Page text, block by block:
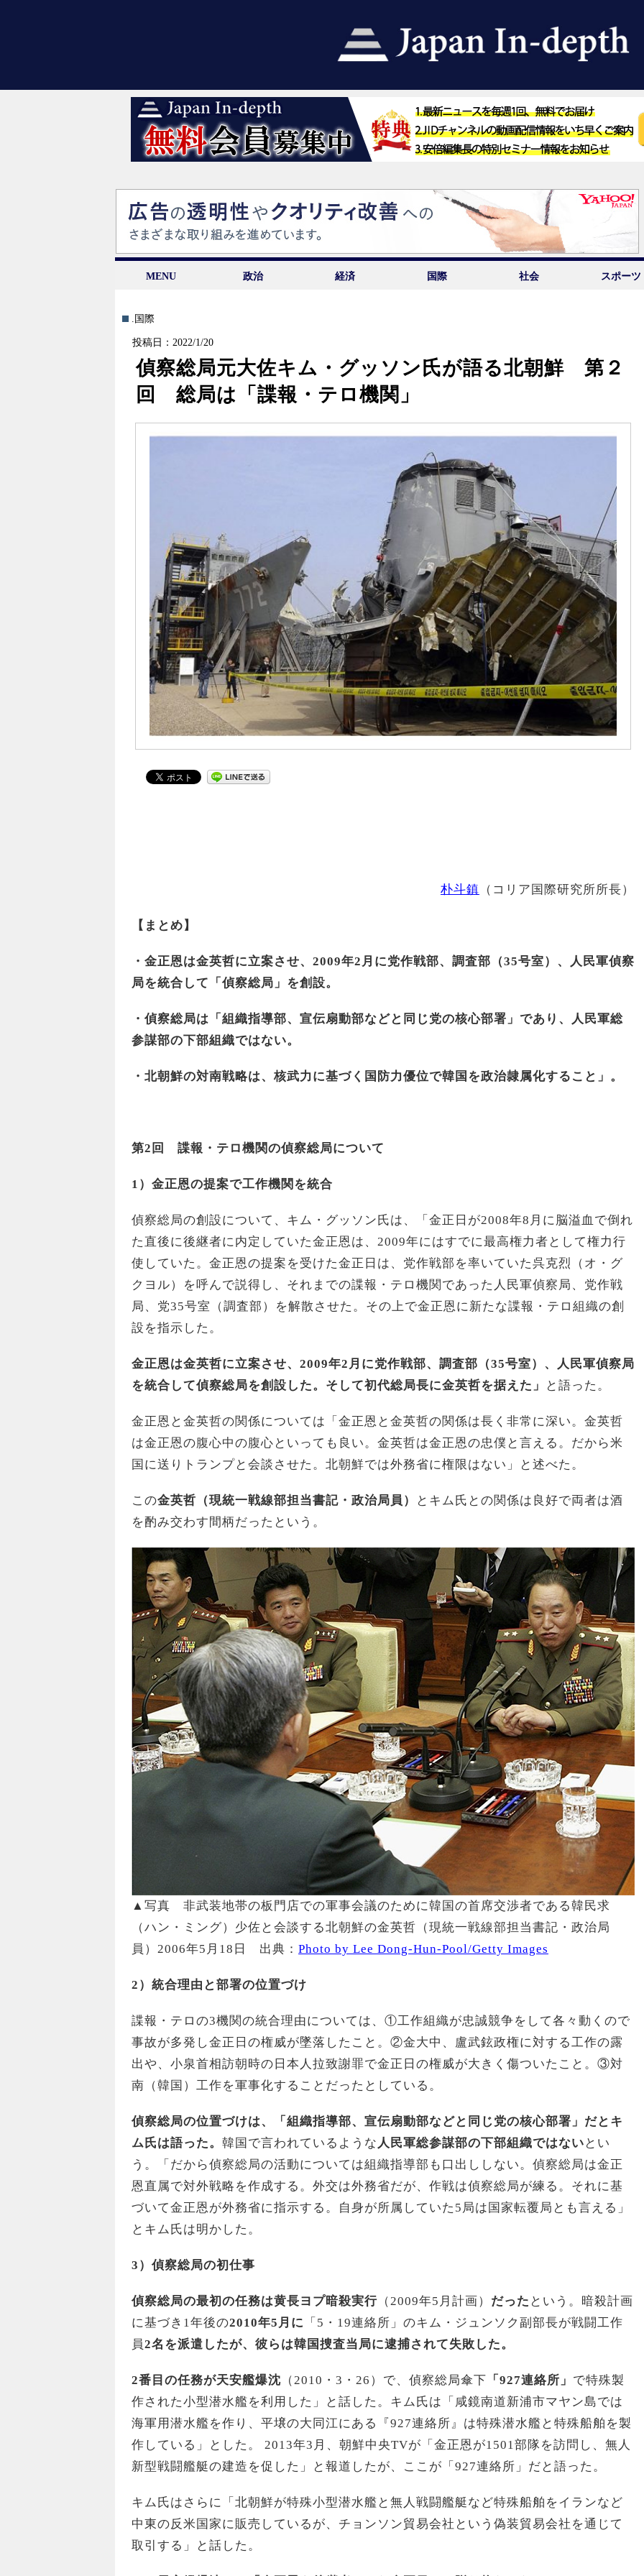
MENU 政治 経済 国際 社会 スポーツ
.国際
投稿日：2022/1/20
偵察総局元大佐キム・グッソン氏が語る北朝鮮 第２
回 総局は「諜報・テロ機関」
朴斗鎮 （コリア国際研究所所長）
【まとめ】
・金正恩は金英哲に立案させ、2009年2月に党作戦部、調査部（35号室）、人民軍偵察
局を統合して「偵察総局」を創設。
・偵察総局は「組織指導部、宣伝扇動部などと同じ党の核心部署」であり、人民軍総
参謀部の下部組織ではない。
・北朝鮮の対南戦略は、核武力に基づく国防力優位で韓国を政治隷属化すること」。
第2回 諜報・テロ機関の偵察総局について
1 ）金正恩の提案で工作機関を統合
偵察総局の創設について、キム・グッソン氏は、「金正日が2008年8月に脳溢血で倒れ
た直後に後継者に内定していた金正恩は、2009年にはすでに最高権力者として権力行
使していた。金正恩の提案を受けた金正日は、党作戦部を率いていた呉克烈（オ・グ
クヨル）を呼んで説得し、それまでの諜報・テロ機関であった人民軍偵察局、党作戦
局、党35号室（調査部）を解散させた。その上で金正恩に新たな諜報・テロ組織の創
設を指示した。
金正恩は金英哲に立案させ、2009年2月に党作戦部、調査部（35号室）、人民軍偵察局
を統合して偵察総局を創設した。そして初代総局長に金英哲を据えた」
と語った。
金正恩と金英哲の関係については「金正恩と金英哲の関係は長く非常に深い。金英哲
は金正恩の腹心中の腹心といっても良い。金英哲は金正恩の忠僕と言える。だから米
国に送りトランプと会談させた。北朝鮮では外務省に権限はない」と述べた。
この金英哲（現統一戦線部担当書記・政治局員）
とキム氏との関係は良好で両者は酒
を酌み交わす間柄だったという。
▲写真 非武装地帯の板門店での軍事会議のために韓国の首席交渉者である韓民求
（ハン・ミング）少佐と会談する北朝鮮の金英哲（現統一戦線部担当書記・政治局
員）2006年5月18日 出典： Photo by Lee Dong-Hun-Pool/Getty Images
2 ）統合理由と部署の位置づけ
諜報・テロの3機関の統合理由については、①工作組織が忠誠競争をして各々動くので
事故が多発し金正日の権威が墜落したこと。②金大中、盧武鉉政権に対する工作の露
出や、小泉首相訪朝時の日本人拉致謝罪で金正日の権威が大きく傷ついたこと。③対
南（韓国）工作を軍事化することだったとしている。
偵察総局の位置づけは、「組織指導部、宣伝扇動部などと同じ党の核心部署」だとキ
ム氏は語った。 韓国で言われているような 人民軍総参謀部の下部組織ではない とい
う。「だから偵察総局の活動については組織指導部も口出ししない。偵察総局は金正
恩直属で対外戦略を作成する。外交は外務省だが、作戦は偵察総局が練る。それに基
づいて金正恩が外務省に指示する。自身が所属していた5局は国家転覆局とも言える」
とキム氏は明かした。
3 ）偵察総局の初仕事
偵察総局の最初の任務は黄長ヨプ暗殺実行 （2009年5月計画） だった という。暗殺計画
に基づき1年後の2010年5月に
「5・19連絡所」のキム・ジュンソク副部長が戦闘工作
員2名を派遣したが、彼らは韓国捜査当局に逮捕されて失敗した。
2番目の任務が天安艦爆沈 （2010・3・26）で、偵察総局傘下 「927連絡所」 で特殊製
作された小型潜水艦を利用した」と話した。キム氏は「咸鏡南道新浦市マヤン島では
海軍用潜水艦を作り、平壌の大同江にある『927連絡所』は特殊潜水艦と特殊船舶を製
作している」とした。 2013年3月、朝鮮中央TVが「金正恩が1501部隊を訪問し、無人
新型戦闘艦艇の建造を促した」と報道したが、ここが「927連絡所」だと語った。
キム氏はさらに「北朝鮮が特殊小型潜水艦と無人戦闘艦艇など特殊船舶をイランなど
中東の反米国家に販売しているが、チョンソン貿易会社という偽装貿易会社を通じて
取引する」と話した。